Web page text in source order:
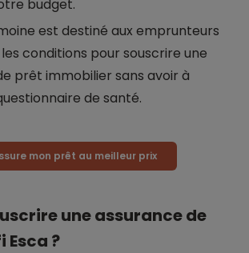
budget.
est destiné aux emprunteurs
conditions pour souscrire une
prêt immobilier sans avoir à
de santé.
mon prêt au meilleur prix
une assurance de
Esca ?